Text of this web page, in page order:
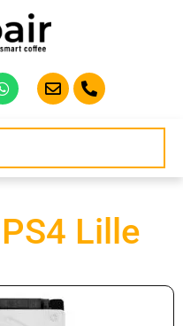
Lille